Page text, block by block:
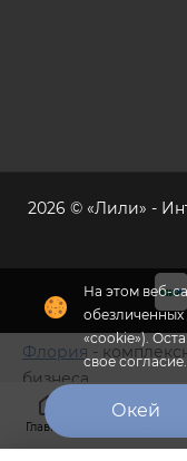
Главная
2026 © «Лили» -
Флория -
бизнеса